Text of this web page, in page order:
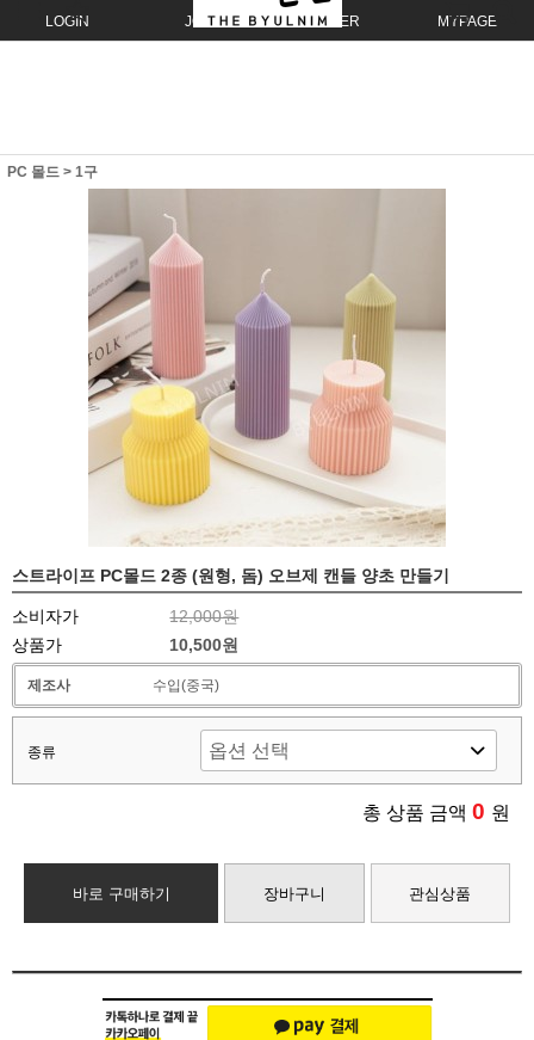
LOGIN JOIN ORDER MYPAGE
PC 몰드 > 1구
스트라이프 PC몰드 2종 (원형, 돔) 오브제 캔들 양초 만들기
소비자가
12,000원
상품가
10,500원
제조사 수입(중국)
종류
총 상품 금액 0 원
바로 구매하기 장바구니 관심상품